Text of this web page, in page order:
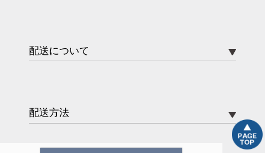
配送について
配送方法